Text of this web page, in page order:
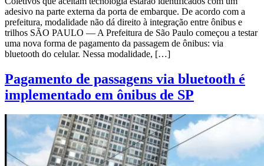
adesivo na parte externa da porta de embarque. De acordo com a
prefeitura, modalidade não dá direito à integração entre ônibus e
trilhos SÃO PAULO — A Prefeitura de São Paulo começou a testar
uma nova forma de pagamento da passagem de ônibus: via
bluetooth do celular. Nessa modalidade, […]
Pagamento de passagens via bluetooth é
implementado em ônibus de SP